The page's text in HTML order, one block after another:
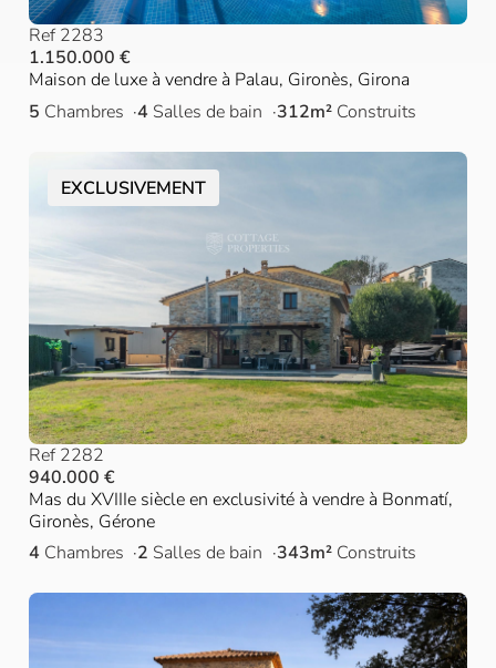
Ref 2283
1.150.000 €
Maison de luxe à vendre à Palau, Gironès, Girona
5 Chambres 4 Salles de bain 312m² Construits
EXCLUSIVEMENT
Ref 2282
940.000 €
Mas du XVIIIe siècle en exclusivité à vendre à Bonmatí,
Gironès, Gérone
4 Chambres 2 Salles de bain 343m² Construits